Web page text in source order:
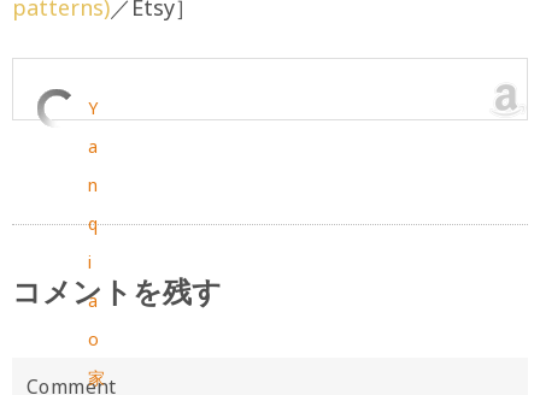
patterns)／Etsy］
Y
a
n
q
i
a
o
家
コメントを残す